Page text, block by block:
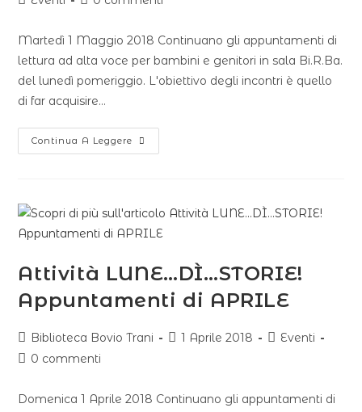
Martedì 1 Maggio 2018 Continuano gli appuntamenti di
lettura ad alta voce per bambini e genitori in sala Bi.R.Ba.
del lunedì pomeriggio. L'obiettivo degli incontri è quello
di far acquisire…
Continua A Leggere
Attività LUNE…DÌ…STORIE!
Appuntamenti di APRILE
Biblioteca Bovio Trani 1 Aprile 2018
Eventi
0 commenti
Domenica 1 Aprile 2018 Continuano gli appuntamenti di